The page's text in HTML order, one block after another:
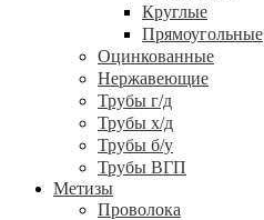
Круглые
Прямоугольные
Оцинкованные
Нержавеющие
Трубы г/д
Трубы х/д
Трубы б/у
Трубы ВГП
Метизы
Проволока